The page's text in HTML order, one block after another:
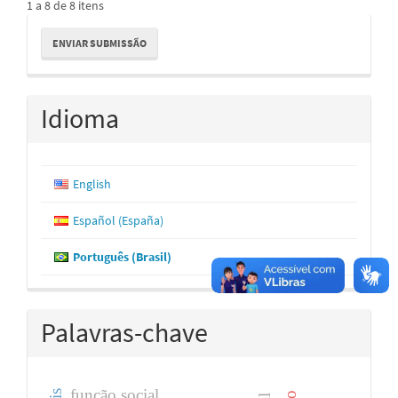
1 a 8 de 8 itens
Enviar
Submissão
ENVIAR SUBMISSÃO
Idioma
English
Español (España)
Português (Brasil)
Palavras-chave
função social